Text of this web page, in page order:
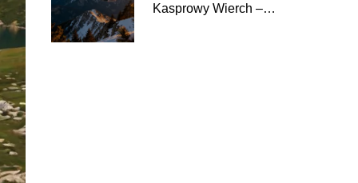
Kasprowy Wierch –